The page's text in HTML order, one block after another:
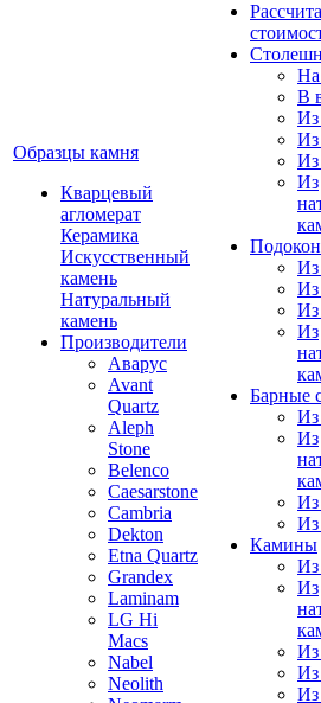
Образцы камня
Кварцевый
агломерат
Керамика
Искусственный
камень
Натуральный
камень
Производители
Аварус
Avant
Quartz
Aleph
Stone
Belenco
Caesarstone
Cambria
Dekton
Etna Quartz
Grandex
Laminam
LG Hi
Macs
Nabel
Neolith
В
Из
Из
Из
Из
Из
Из
Из
Из
Барные
Из
Из
Из
Из
Камины
Из
Из
Из
Из
Из